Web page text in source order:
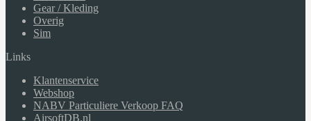
Gear / Kleding
Overig
Sim
Links
Klantenservice
Webshop
NABV Particuliere Verkoop FAQ
AirsoftDB.nl